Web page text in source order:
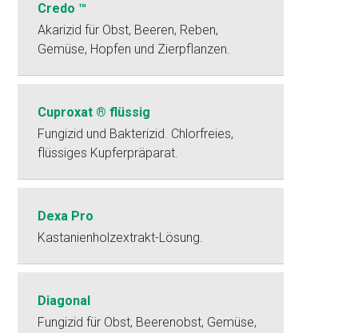
Credo ™
Akarizid für Obst, Beeren, Reben,
Gemüse, Hopfen und Zierpflanzen.
Cuproxat ® flüssig
Fungizid und Bakterizid. Chlorfreies,
flüssiges Kupferpräparat.
Dexa Pro
Kastanienholzextrakt-Lösung.
Diagonal
Fungizid für Obst, Beerenobst, Gemüse,